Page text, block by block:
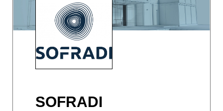
SOFRADI